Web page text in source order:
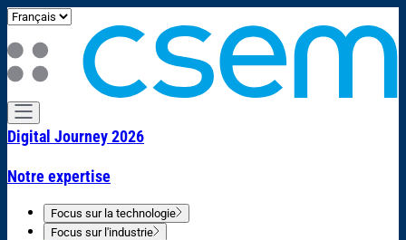
Digital Journey 2026
Notre expertise
Focus sur la technologie
Focus sur l'industrie